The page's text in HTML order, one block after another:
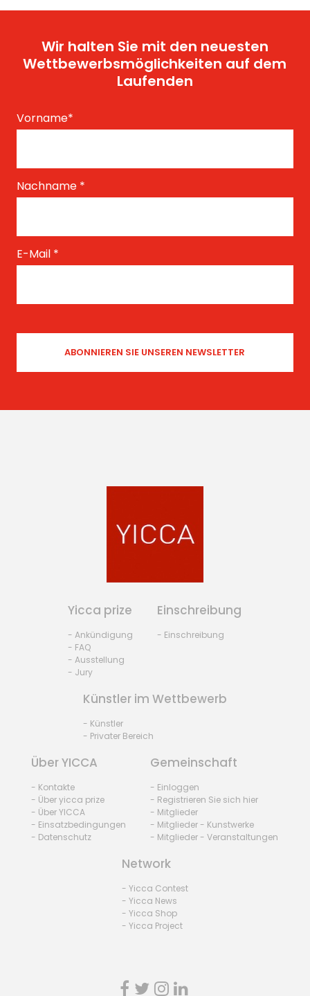
Wir halten Sie mit den neuesten
Wettbewerbsmöglichkeiten auf dem
Laufenden
Vorname*
Nachname *
E-Mail *
Yicca prize
- Ankündigung
- FAQ
- Ausstellung
- Jury
Einschreibung
- Einschreibung
Künstler im Wettbewerb
- Künstler
- Privater Bereich
Über YICCA
- Kontakte
- Über yicca prize
- Über YICCA
- Einsatzbedingungen
- Datenschutz
Gemeinschaft
- Einloggen
- Registrieren Sie sich hier
- Mitglieder
- Mitglieder - Kunstwerke
- Mitglieder - Veranstaltungen
Network
- Yicca Contest
- Yicca News
- Yicca Shop
- Yicca Project